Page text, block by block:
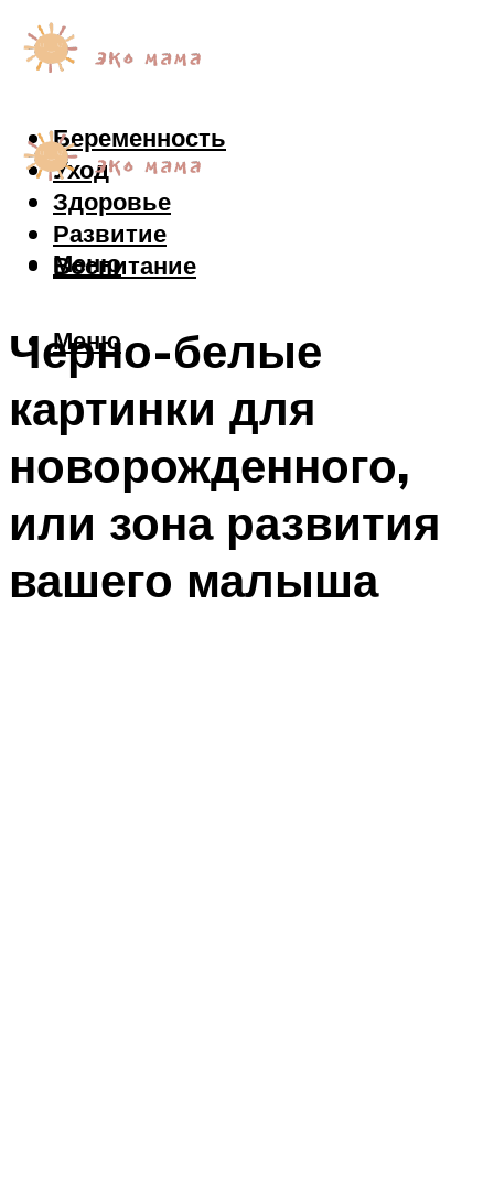
Беременность
Уход
Здоровье
Развитие
Воспитание
Меню
Меню
Черно-белые
картинки для
новорожденного,
или зона развития
вашего малыша